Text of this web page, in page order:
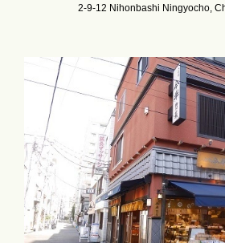
2-9-12 Nihonbashi Ningyocho,